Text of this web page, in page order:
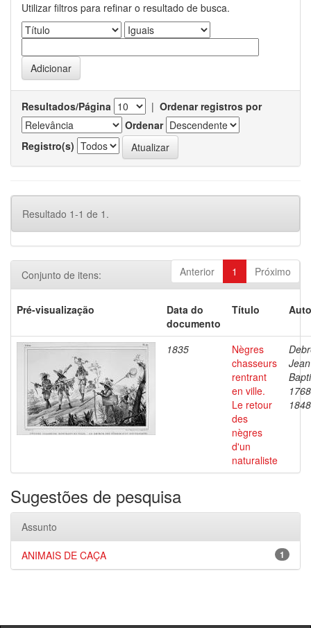
Utilizar filtros para refinar o resultado de busca.
Resultados/Página | Ordenar registros por
Ordenar
Registro(s)
Resultado 1-1 de 1.
Anterior 1 Próximo
Conjunto de itens:
Pré-visualização
Data do
documento
Título
1835
Nègres
chasseurs
rentrant
en ville.
Le retour
des
nègres
d'un
naturaliste
Jean
1848
Sugestões de pesquisa
Assunto
1
ANIMAIS DE CAÇA